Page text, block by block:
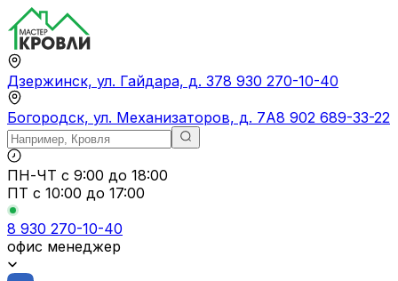
Дзержинск, ул. Гайдара, д. 378 930 270-10-40
Богородск, ул. Механизаторов, д. 7А8 902 689-33-22
ПН-ЧТ с 9:00 до 18:00
ПТ с 10:00 до 17:00
8 930 270-10-40
офис менеджер